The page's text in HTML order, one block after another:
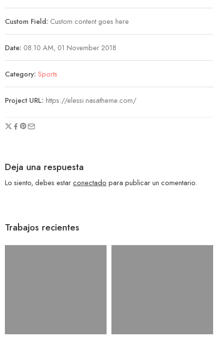
Custom Field: Custom content goes here
Date: 08.10 AM, 01 November 2018
Category: Sports
Project URL: https://elessi.nasatheme.com/
Deja una respuesta
Lo siento, debes estarconectado para publicar un comentario.
Trabajos recientes